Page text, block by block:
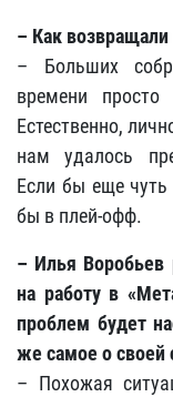
– Как
– Больших
времени
Естественно,
нам удалось
Если бы еще
бы в плей-офф.
– Илья Воробьев
на работу в
проблем будет
же самое о своей
– Похожая